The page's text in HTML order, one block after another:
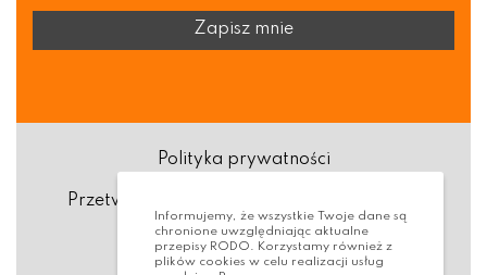
Polityka prywatności
Przetwarzanie danych osobowych (RODO)
Deklaracja dostępności
Informujemy, że wszystkie Twoje dane są
chronione uwzględniając aktualne
przepisy RODO. Korzystamy również z
plików cookies w celu realizacji usług